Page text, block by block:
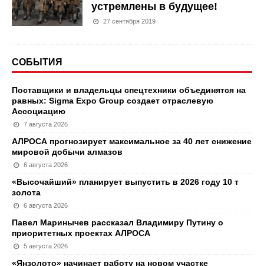
устремлены в будущее!
27 сентября 2019
СОБЫТИЯ
Поставщики и владельцы спецтехники объединятся на
равных: Sigma Expo Group создает отраслевую
Ассоциацию
7 августа 2026
АЛРОСА прогнозирует максимальное за 40 лет снижение
мировой добычи алмазов
6 августа 2026
«Высочайший» планирует выпустить в 2026 году 10 т
золота
6 августа 2026
Павел Маринычев рассказал Владимиру Путину о
приоритетных проектах АЛРОСА
5 августа 2026
«Янзолото» начинает работу на новом участке